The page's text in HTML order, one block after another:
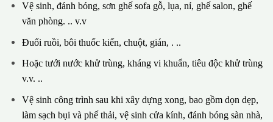
Vệ sinh, đánh bóng, sơn ghế sofa gỗ, lụa, nỉ, ghế salon, ghế
văn phòng. .. v.v
Đuổi ruồi, bôi thuốc kiến, chuột, gián, . ..
Hoặc tưới nước khử trùng, kháng vi khuẩn, tiêu độc khử trùng
v.v. ..
Vệ sinh công trình sau khi xây dựng xong, bao gồm dọn dẹp,
làm sạch bụi và phế thải, vệ sinh cửa kính, đánh bóng sàn nhà,